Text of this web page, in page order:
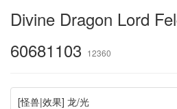
Divine Dragon Lord
60681103 12360
[怪兽|效果] 龙/光